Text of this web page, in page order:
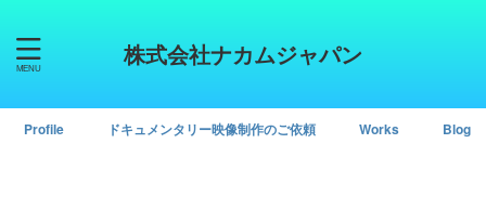
株式会社ナカムジャパン
Profile ドキュメンタリー映像制作のご依頼 Works Blog